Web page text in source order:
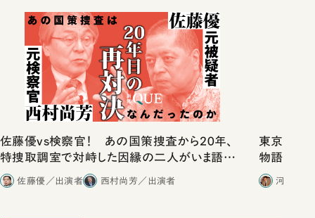
佐藤優vs検察官！ あの国策捜査から20年、
特捜取調室で対峙した因縁の二人がいま語り
合ったこと
佐藤優／出演者 西村尚芳／出演者
東京は都
物語」に
河野有